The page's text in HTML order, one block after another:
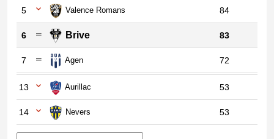
5 Valence Romans 84
6 Brive 83
7 Agen 72
13 Aurillac 53
14 Nevers 53